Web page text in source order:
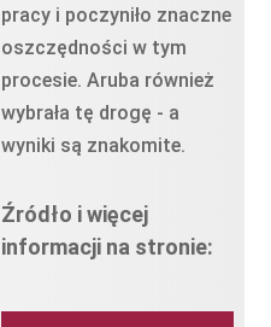
pracy i poczyniło znaczne
oszczędności w tym
procesie. Aruba również
wybrała tę drogę - a
wyniki są znakomite.
Źródło i więcej
informacji na stronie: